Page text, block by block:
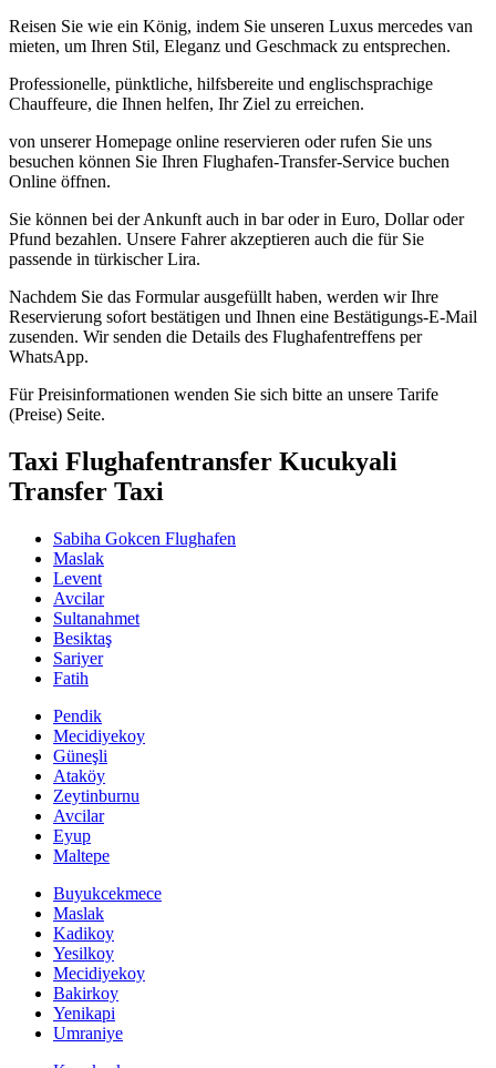
Reisen Sie wie ein König, indem Sie unseren Luxus mercedes van
mieten, um Ihren Stil, Eleganz und Geschmack zu entsprechen.
Professionelle, pünktliche, hilfsbereite und englischsprachige
Chauffeure, die Ihnen helfen, Ihr Ziel zu erreichen.
von unserer Homepage online reservieren oder rufen Sie uns
besuchen können Sie Ihren Flughafen-Transfer-Service buchen
Online öffnen.
Sie können bei der Ankunft auch in bar oder in Euro, Dollar oder
Pfund bezahlen. Unsere Fahrer akzeptieren auch die für Sie
passende in türkischer Lira.
Nachdem Sie das Formular ausgefüllt haben, werden wir Ihre
Reservierung sofort bestätigen und Ihnen eine Bestätigungs-E-Mail
zusenden. Wir senden die Details des Flughafentreffens per
WhatsApp.
Für Preisinformationen wenden Sie sich bitte an unsere Tarife
(Preise) Seite.
Taxi Flughafentransfer Kucukyali
Transfer Taxi
Sabiha Gokcen Flughafen
Maslak
Levent
Avcilar
Sultanahmet
Besiktaş
Sariyer
Fatih
Pendik
Mecidiyekoy
Güneşli
Ataköy
Zeytinburnu
Avcilar
Eyup
Maltepe
Buyukcekmece
Maslak
Kadikoy
Yesilkoy
Mecidiyekoy
Bakirkoy
Yenikapi
Umraniye